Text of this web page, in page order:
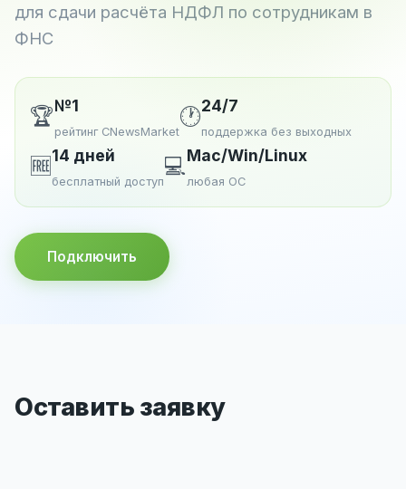
для сдачи расчёта НДФЛ по сотрудникам в
ФНС
🏆№1
рейтинг CNewsMarket
🕐24/7
поддержка без выходных
🆓14 дней
бесплатный доступ
💻Mac/Win/Linux
любая ОС
Подключить
Оставить заявку